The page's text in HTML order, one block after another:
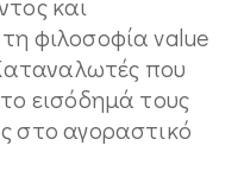
φιλοσοφία value
που
εισόδημά τους
στο αγοραστικό